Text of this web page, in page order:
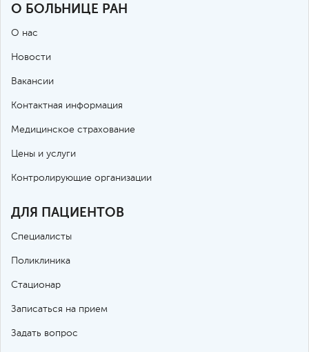
О БОЛЬНИЦЕ РАН
О нас
Новости
Вакансии
Контактная информация
Медицинское страхование
Цены и услуги
Контролирующие организации
ДЛЯ ПАЦИЕНТОВ
Специалисты
Поликлиника
Стационар
Записаться на прием
Задать вопрос